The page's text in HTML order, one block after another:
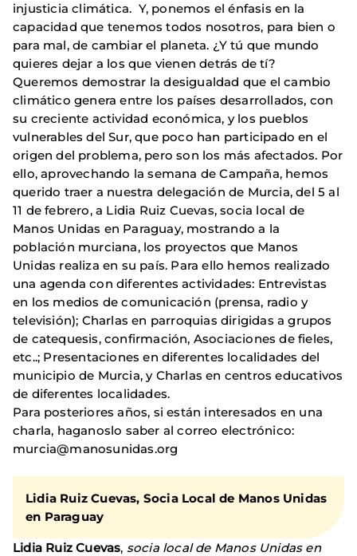
injusticia climática. Y, ponemos el énfasis en la
capacidad que tenemos todos nosotros, para bien o
para mal, de cambiar el planeta. ¿Y tú que mundo
quieres dejar a los que vienen detrás de tí?
Queremos demostrar la desigualdad que el cambio
climático genera entre los países desarrollados, con
su creciente actividad económica, y los pueblos
vulnerables del Sur, que poco han participado en el
origen del problema, pero son los más afectados. Por
ello, aprovechando la semana de Campaña, hemos
querido traer a nuestra delegación de Murcia, del 5 al
11 de febrero, a Lidia Ruiz Cuevas, socia local de
Manos Unidas en Paraguay, mostrando a la
población murciana, los proyectos que Manos
Unidas realiza en su país. Para ello hemos realizado
una agenda con diferentes actividades: Entrevistas
en los medios de comunicación (prensa, radio y
televisión); Charlas en parroquias dirigidas a grupos
de catequesis, confirmación, Asociaciones de fieles,
etc..; Presentaciones en diferentes localidades del
municipio de Murcia, y Charlas en centros educativos
de diferentes localidades.
Para posteriores años, si están interesados en una
charla, haganoslo saber al correo electrónico:
murcia@manosunidas.org
Lidia Ruiz Cuevas, Socia Local de Manos Unidas
en Paraguay
Lidia Ruiz Cuevas, socia local de Manos Unidas en